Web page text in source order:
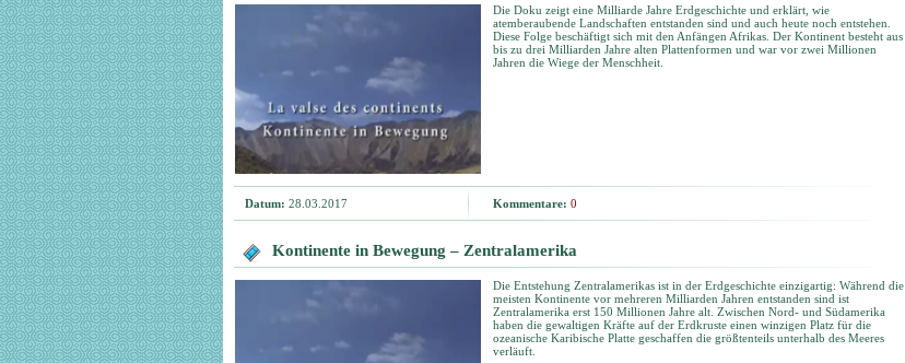
Die Doku zeigt eine Milliarde Jahre Erdgeschichte und erklärt, wie
atemberaubende Landschaften entstanden sind und auch heute noch entstehen.
Diese Folge beschäftigt sich mit den Anfängen Afrikas. Der Kontinent besteht aus
bis zu drei Milliarden Jahre alten Plattenformen und war vor zwei Millionen
Jahren die Wiege der Menschheit.
Datum: 28.03.2017 Kommentare: 0
Kontinente in Bewegung – Zentralamerika
Die Entstehung Zentralamerikas ist in der Erdgeschichte einzigartig: Während die
meisten Kontinente vor mehreren Milliarden Jahren entstanden sind ist
Zentralamerika erst 150 Millionen Jahre alt. Zwischen Nord- und Südamerika
haben die gewaltigen Kräfte auf der Erdkruste einen winzigen Platz für die
ozeanische Karibische Platte geschaffen die größtenteils unterhalb des Meeres
verläuft.